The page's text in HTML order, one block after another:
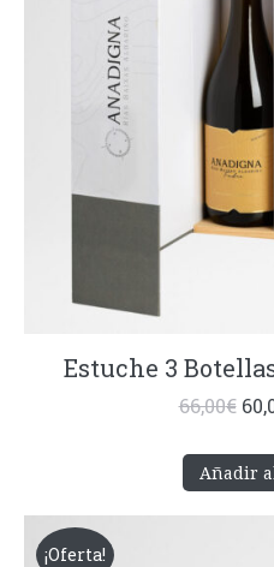
Estuche 3
66,00€ El
Añadir
¡Oferta!